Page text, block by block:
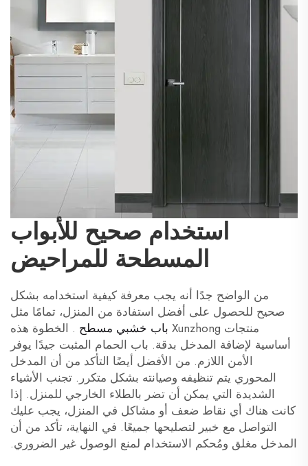
استخدام صحيح للأبواب
المسطحة للمراحيض
من الواضح جدًا أنه يجب معرفة كيفية استخدامه بشكل
صحيح للحصول على أفضل استفادة من المنزل، تمامًا مثل
منتجات Xunzhong
باب خشبي مسطح . الخطوة هذه
أساسية لإضافة المدخل بدقة. باب الحمام المثبت جيدًا يوفر
الأمن اللازم. من الأفضل أيضًا التأكد من أن المدخل
المحوري يتم تنظيفه وصيانته بشكل متكرر. تجنب الأشياء
الشديدة التي يمكن أن تضر بالطلاء الخارجي للمنزل. إذا
كانت هناك أي نقاط ضعف أو مشاكل في المنزل، يجب عليك
التواصل مع خبير لتصليحها جميعًا. في النهاية، تأكد من أن
المدخل مغلق ومُحكم الاستخدام لمنع الوصول غير الضروري.